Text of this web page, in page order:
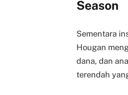
Season
Sementara
Hougan
dana, dan
terendah